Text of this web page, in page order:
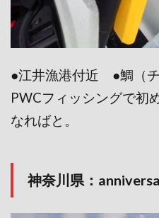
●江井漁港付近 ●鯛（
PWCフィッシングで初
なればと。
神奈川県：